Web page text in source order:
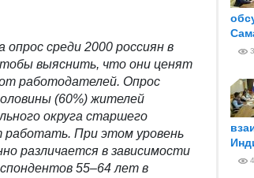
среди 2000 россиян в
выяснить, что они ценят
работодателей. Опрос
(60%) жителей
округа старшего
работать. При этом уровень
различается в зависимости
55–64 лет в